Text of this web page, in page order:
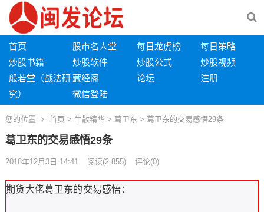
首页 股市名人堂 每日龙虎榜
每日策略
炒股书籍
炒股软件 炒股公式
炒股视频
般若堂（战法研
究）
藏经阁 论坛
注册
微信登陆
您的位置 首页 > 牛散精华> 葛卫东 > 葛卫东的交易感悟29条
葛卫东的交易感悟29条
2018年12月3日 14:41 阅读(2,855) 评论(0)
期货大佬葛卫东的交易感悟：